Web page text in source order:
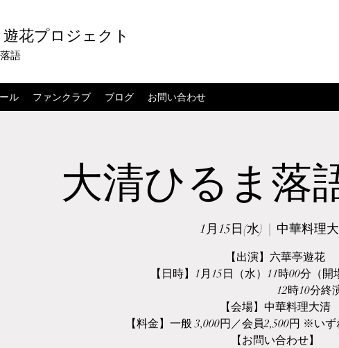
遊花プロジェクト
語
ル ファンクラブ ブログ お問い合わせ
大清ひるま落
1月15日(水) 中華料理
【出演】六華亭遊花
【日時】1月15日（水）11時00分（開
12時10分終演後
【会場】中華料理大清
【料金】一般 3,000円／会員2,500円 ※い
【お問い合わせ】